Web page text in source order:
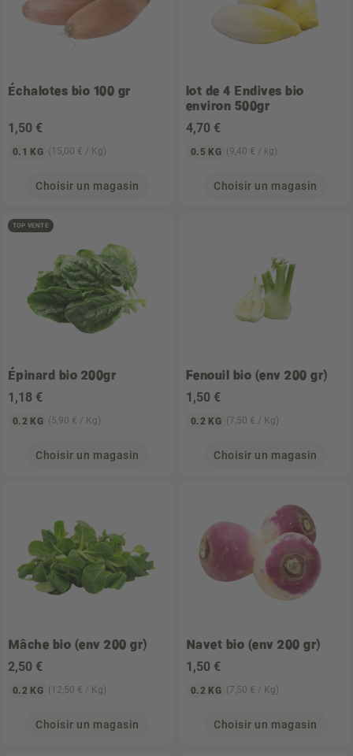
Échalotes bio 100 gr
1 ,50 €
0.1 KG (15,00 € / Kg)
Choisir un magasin
lot de 4 Endives bio
environ 500gr
4,70 €
0.5 KG (9,40 € / kg)
Choisir un magasin
TOP VENTE
Épinard bio 200gr
1 ,18 €
0.2 KG (5,90 € / Kg)
Choisir un magasin
Fenouil bio (env 200 gr)
1 ,50 €
0.2 KG (7,50 € / Kg)
Choisir un magasin
Mâche bio (env 200 gr)
2,50 €
0.2 KG (12,50 € / Kg)
Choisir un magasin
Navet bio (env 200 gr)
1 ,50 €
0.2 KG (7,50 € / Kg)
Choisir un magasin